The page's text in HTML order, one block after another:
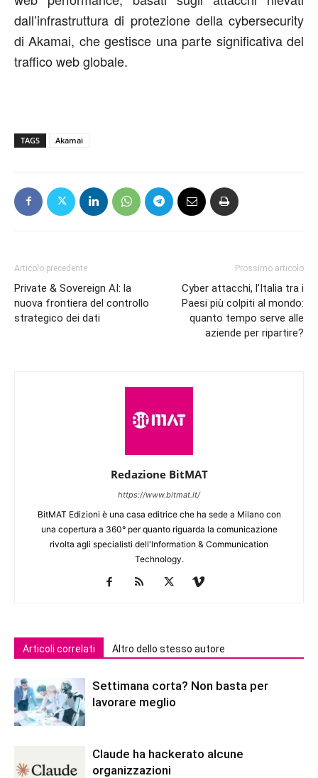
dall’infrastruttura di protezione della cybersecurity
di Akamai, che gestisce una parte significativa del
traffico web globale.
TAGS Akamai
Articolo precedente
Private & Sovereign AI: la
nuova frontiera del controllo
strategico dei dati
Prossimo articolo
Cyber attacchi, l’Italia tra i
Paesi più colpiti al mondo:
quanto tempo serve alle
aziende per ripartire?
Redazione BitMAT
https://www.bitmat.it/
BitMAT Edizioni è una casa editrice che ha sede a Milano con
una copertura a 360° per quanto riguarda la comunicazione
rivolta agli specialisti dell'lnformation & Communication
Technology.
Articoli correlati Altro dello stesso autore
Settimana corta? Non basta per
lavorare meglio
Claude ha hackerato alcune
organizzazioni